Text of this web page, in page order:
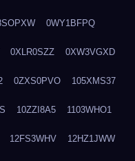
0WY1BFPQ
0XLR0SZZ 0XW3VGXD
0ZXS0PVO 105XMS37
10ZZI8A5 1103WHO1
12FS3WHV 12HZ1JWW